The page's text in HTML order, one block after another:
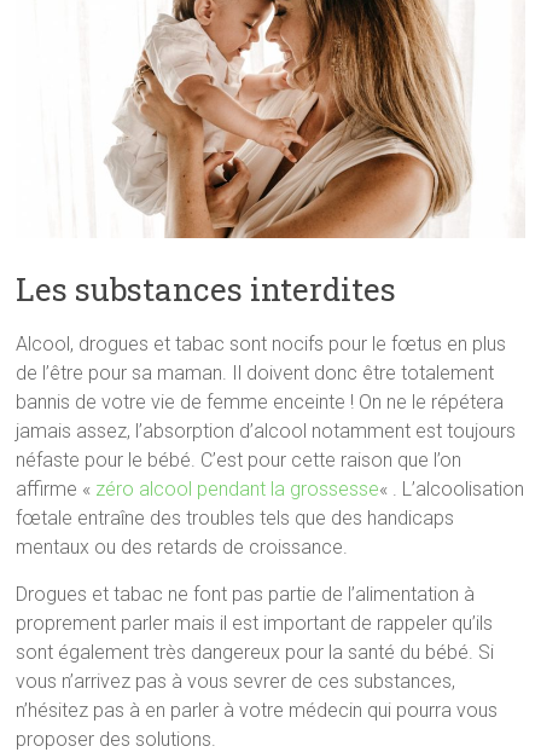
Les substances interdites
Alcool, drogues et tabac sont nocifs pour le fœtus en plus
de l’être pour sa maman. Il doivent donc être totalement
bannis de votre vie de femme enceinte ! On ne le répétera
jamais assez, l’absorption d’alcool notamment est toujours
néfaste pour le bébé. C’est pour cette raison que l’on
affirme « zéro alcool pendant la grossesse« . L’alcoolisation
fœtale entraîne des troubles tels que des handicaps
mentaux ou des retards de croissance.
Drogues et tabac ne font pas partie de l’alimentation à
proprement parler mais il est important de rappeler qu’ils
sont également très dangereux pour la santé du bébé. Si
vous n’arrivez pas à vous sevrer de ces substances,
n’hésitez pas à en parler à votre médecin qui pourra vous
proposer des solutions.